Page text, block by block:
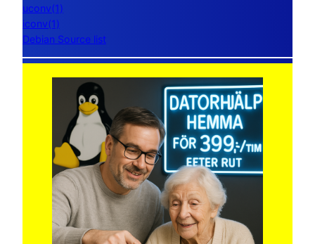
uconv(1)
iconv(1)
Debian Source list